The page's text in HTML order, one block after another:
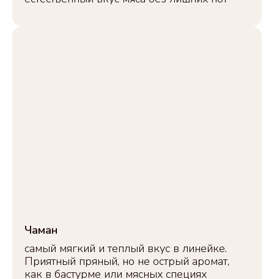
Чаман
самый мягкий и теплый вкус в линейке.
Приятный пряный, но не острый аромат,
как в бастурме или мясных специях